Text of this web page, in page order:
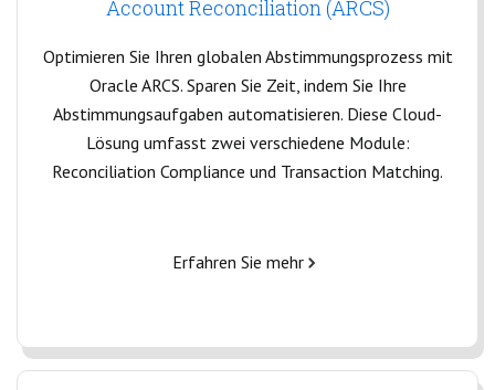
Account Reconciliation (ARCS)
Optimieren Sie Ihren globalen Abstimmungsprozess mit
Oracle ARCS. Sparen Sie Zeit, indem Sie Ihre
Abstimmungsaufgaben automatisieren. Diese Cloud-
Lösung umfasst zwei verschiedene Module:
Reconciliation Compliance und Transaction Matching.
Erfahren Sie mehr